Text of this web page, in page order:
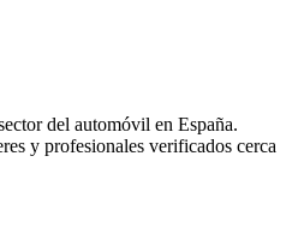
del automóvil en España.
y profesionales verificados cerca